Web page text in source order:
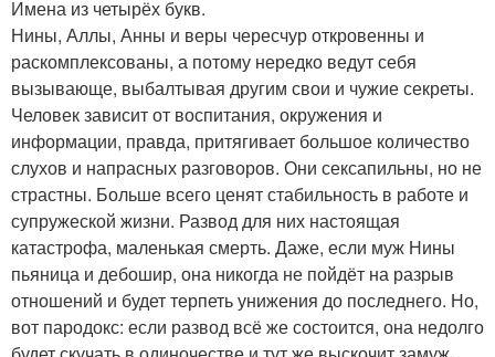
Имена из четырёх букв.
Нины, Аллы, Анны и веры чересчур откровенны и
раскомплексованы, а потому нередко ведут себя
вызывающе, выбалтывая другим свои и чужие секреты.
Человек зависит от воспитания, окружения и
информации, правда, притягивает большое количество
слухов и напрасных разговоров. Они сексапильны, но не
страстны. Больше всего ценят стабильность в работе и
супружеской жизни. Развод для них настоящая
катастрофа, маленькая смерть. Даже, если муж Нины
пьяница и дебошир, она никогда не пойдёт на разрыв
отношений и будет терпеть унижения до последнего. Но,
вот пародокс: если развод всё же состоится, она недолго